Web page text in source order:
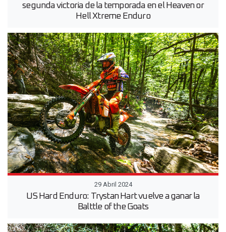
segunda victoria de la temporada en el Heaven or
Hell Xtreme Enduro
29 Abril 2024
US Hard Enduro: Trystan Hart vuelve a ganar la
Balttle of the Goats